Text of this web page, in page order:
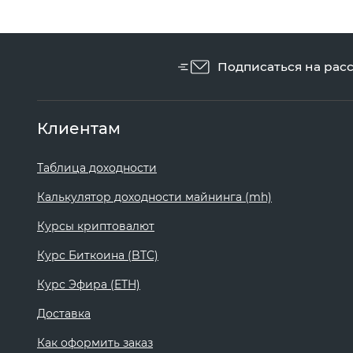
Подписаться на
Клиентам
Таблица доходности
Калькулятор доходности майнинга (mh)
Курсы криптовалют
Курс Биткоина (BTC)
Курс Эфира (ETH)
Доставка
Как оформить заказ